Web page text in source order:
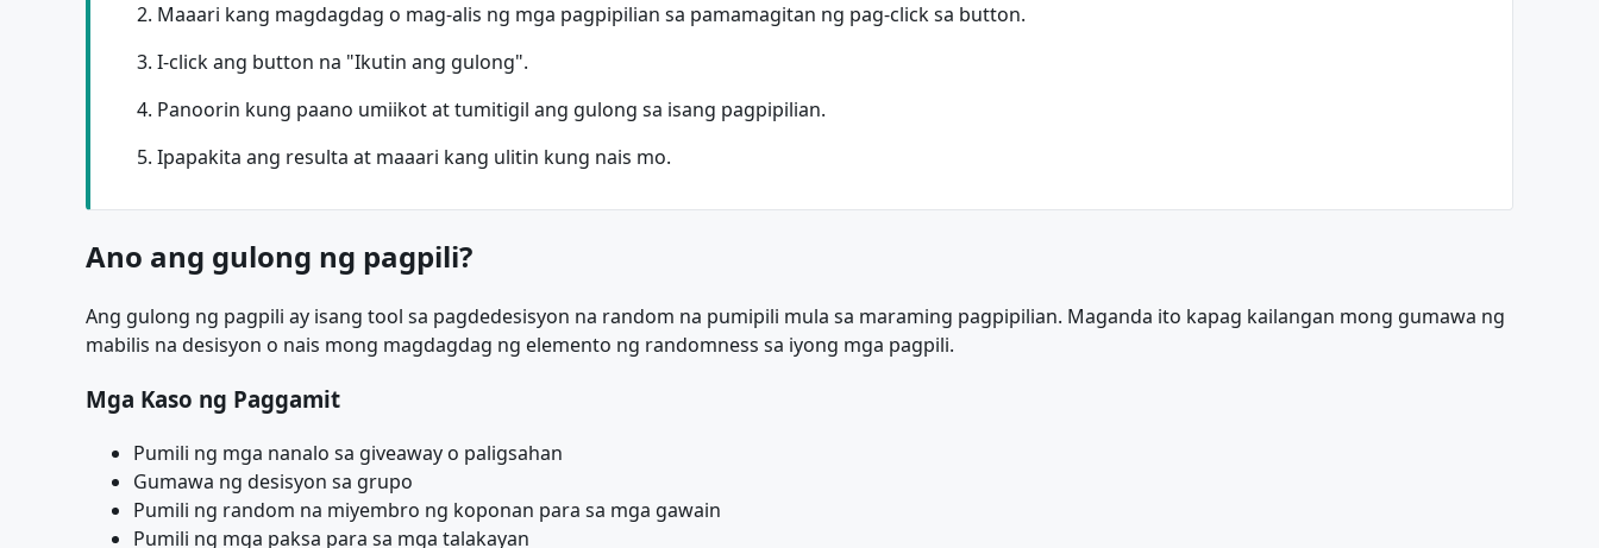
Maaari kang magdagdag o mag-alis ng mga pagpipilian sa pamamagitan ng pag-click sa button.
I-click ang button na "Ikutin ang gulong".
Panoorin kung paano umiikot at tumitigil ang gulong sa isang pagpipilian.
Ipapakita ang resulta at maaari kang ulitin kung nais mo.
Ano ang gulong ng pagpili?
Ang gulong ng pagpili ay isang tool sa pagdedesisyon na random na pumipili mula sa maraming pagpipilian. Maganda ito kapag kailangan mong gumawa ng
mabilis na desisyon o nais mong magdagdag ng elemento ng randomness sa iyong mga pagpili.
Mga Kaso ng Paggamit
Pumili ng mga nanalo sa giveaway o paligsahan
Gumawa ng desisyon sa grupo
Pumili ng random na miyembro ng koponan para sa mga gawain
Pumili ng mga paksa para sa mga talakayan